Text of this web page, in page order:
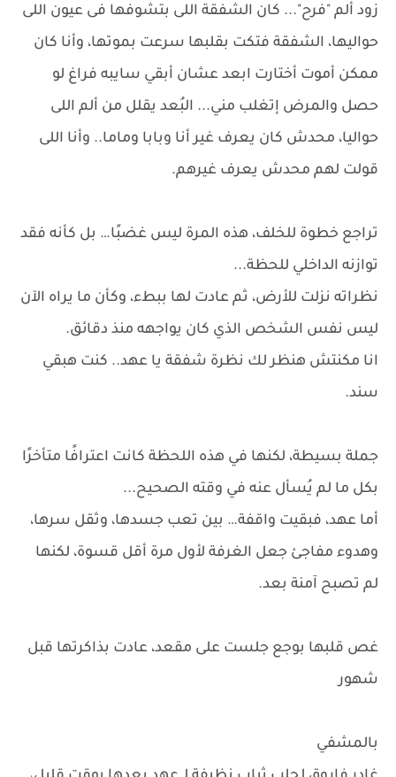
زود ألم "فرح"... كان الشفقة اللى بتشوفها فى عيون اللى
حواليها، الشفقة فتكت بقلبها سرعت بموتها، وأنا كان
ممكن أموت أختارت ابعد عشان أبقي سايبه فراغ لو
حصل والمرض إتغلب مني... البُعد يقلل من ألم اللى
حواليا، محدش كان يعرف غير أنا وبابا وماما.. وأنا اللى
قولت لهم محدش يعرف غيرهم.
تراجع خطوة للخلف، هذه المرة ليس غضبًا… بل كأنه فقد
توازنه الداخلي للحظة...
نظراته نزلت للأرض، ثم عادت لها ببطء، وكأن ما يراه الآن
ليس نفس الشخص الذي كان يواجهه منذ دقائق.
انا مكنتش هنظر لك نظرة شفقة يا عهد.. كنت هبقي
سند.
جملة بسيطة، لكنها في هذه اللحظة كانت اعترافًا متأخرًا
بكل ما لم يُسأل عنه في وقته الصحيح...
أما عهد، فبقيت واقفة… بين تعب جسدها، وثقل سرها،
وهدوء مفاجئ جعل الغرفة لأول مرة أقل قسوة، لكنها
لم تصبح آمنة بعد.
غص قلبها بوجع جلست على مقعد، عادت بذاكرتها قبل
شهور
بالمشفي